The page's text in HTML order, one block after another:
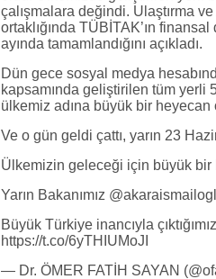
çalışmalara değindi. Ulaştırma
ortaklığında TÜBİTAK’ın
ayında tamamlandığını açıkladı.
Dün gece sosyal medya
kapsamında geliştirilen tüm yerli
ülkemiz adına büyük bir heyecan
Ve o gün geldi çattı, yarın 23
Ülkemizin geleceği için büyük bir
Yarın Bakanımız
Büyük Türkiye inancıyla
https://t.co/6yTHIUMoJI
— Dr. ÖMER FATİH SAYAN